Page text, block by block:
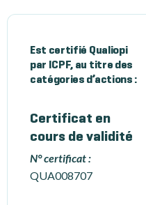
Est certifié Qualiopi
par ICPF, au titre des
catégories d’actions :
Certificat en
cours de validité
N° certificat :
QUA008707